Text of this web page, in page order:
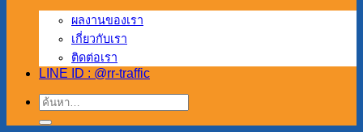
ผลงานของเรา
เกี่ยวกับเรา
ติดต่อเรา
LINE ID : @rr-traffic
ค้นหา: